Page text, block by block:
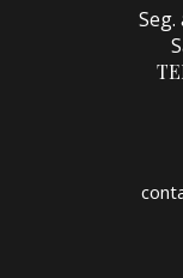
Seg.